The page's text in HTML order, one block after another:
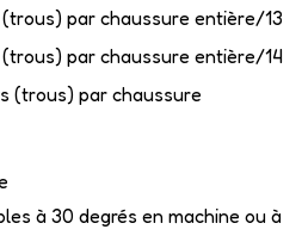
par chaussure entière/13
par chaussure entière/14
(trous) par chaussure
à 30 degrés en machine ou à